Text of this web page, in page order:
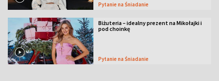
Pytanie na Śniadanie
Biżuteria – idealny prezent na Mikołajki i
pod choinkę
Pytanie na Śniadanie